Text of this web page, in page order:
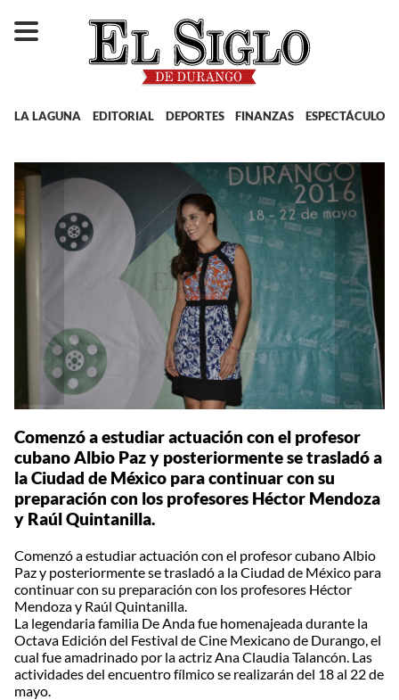
LA LAGUNA EDITORIAL DEPORTES FINANZAS ESPECTÁCULOS
Comenzó a estudiar actuación con el profesor
cubano Albio Paz y posteriormente se trasladó a
la Ciudad de México para continuar con su
preparación con los profesores Héctor Mendoza
y Raúl Quintanilla.
Comenzó a estudiar actuación con el profesor cubano Albio
Paz y posteriormente se trasladó a la Ciudad de México para
continuar con su preparación con los profesores Héctor
Mendoza y Raúl Quintanilla.
La legendaria familia De Anda fue homenajeada durante la
Octava Edición del Festival de Cine Mexicano de Durango, el
cual fue amadrinado por la actriz Ana Claudia Talancón. Las
actividades del encuentro fílmico se realizarán del 18 al 22 de
mayo.